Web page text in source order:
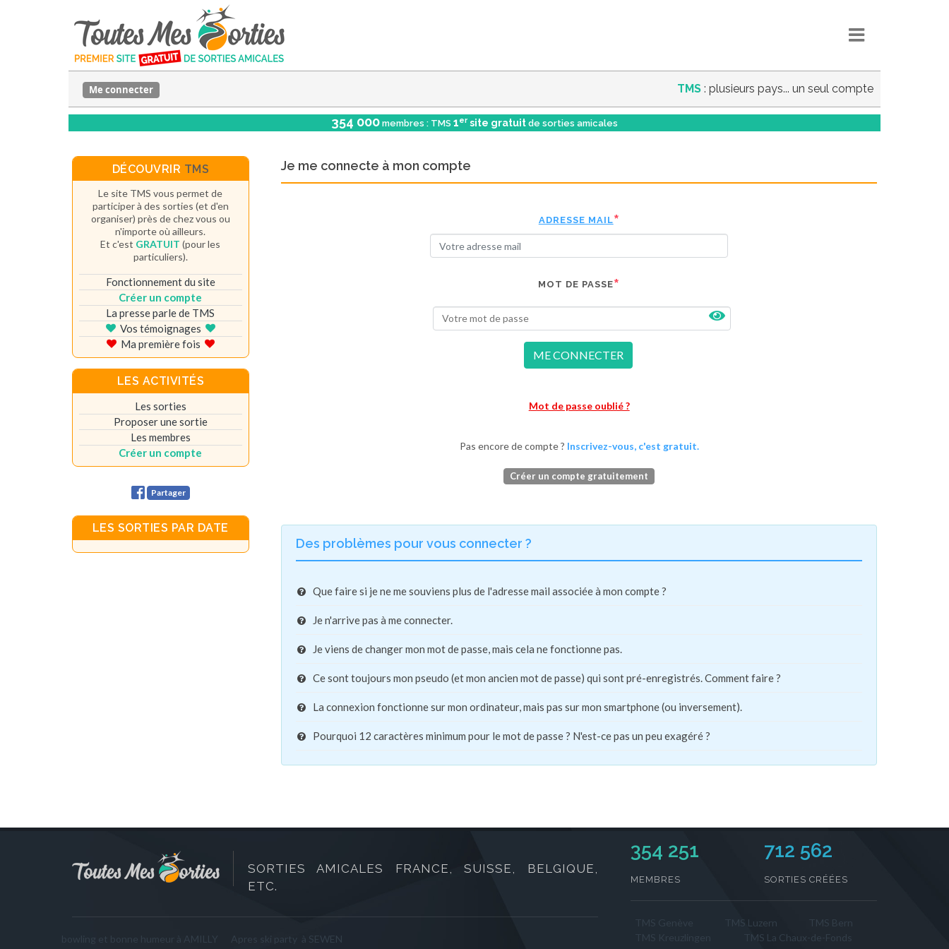
TMS : plusieurs pays... un seul compte
Me connecter
354 000 membres : TMS 1er site gratuit de sorties amicales
Je me connecte à mon compte
ADRESSE MAIL
MOT DE PASSE
ME CONNECTER
Mot de passe oublié ?
Pas encore de compte ? Inscrivez-vous, c'est gratuit.
Créer un compte gratuitement
Des problèmes pour vous connecter ?
Que faire si je ne me souviens plus de l'adresse mail associée à mon compte ?
Je n'arrive pas à me connecter.
Je viens de changer mon mot de passe, mais cela ne fonctionne pas.
Ce sont toujours mon pseudo (et mon ancien mot de passe) qui sont pré-enregistrés. Comment faire ?
La connexion fonctionne sur mon ordinateur, mais pas sur mon smartphone (ou inversement).
Pourquoi 12 caractères minimum pour le mot de passe ? N'est-ce pas un peu exagéré ?
DÉCOUVRIR TMS
Le site TMS vous permet de
participer à des sorties (et d'en
organiser) près de chez vous ou
n'importe où ailleurs.
Et c'est GRATUIT (pour les
particuliers).
Fonctionnement du site
Créer un compte
La presse parle de TMS
Vos témoignages
Ma première fois
LES ACTIVITÉS
Les sorties
Proposer une sortie
Les membres
Créer un compte
Partager
LES SORTIES PAR DATE
SORTIES AMICALES FRANCE, SUISSE, BELGIQUE,
ETC.
bowling et bonne humeur à AMILLY
Apres ski party à SEWEN
354 251
MEMBRES
712 562
SORTIES CRÉÉES
TMS Luzern
TMS Bern
TMS La Chaux-de-Fonds